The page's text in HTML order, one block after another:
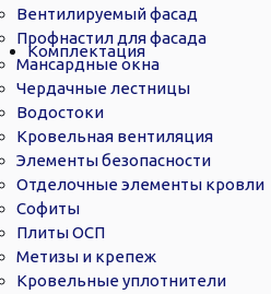
Вентилируемый фасад
Профнастил для фасада
Комплектация
Мансардные окна
Чердачные лестницы
Водостоки
Кровельная вентиляция
Элементы безопасности
Отделочные элементы кровли
Софиты
Плиты ОСП
Метизы и крепеж
Кровельные уплотнители